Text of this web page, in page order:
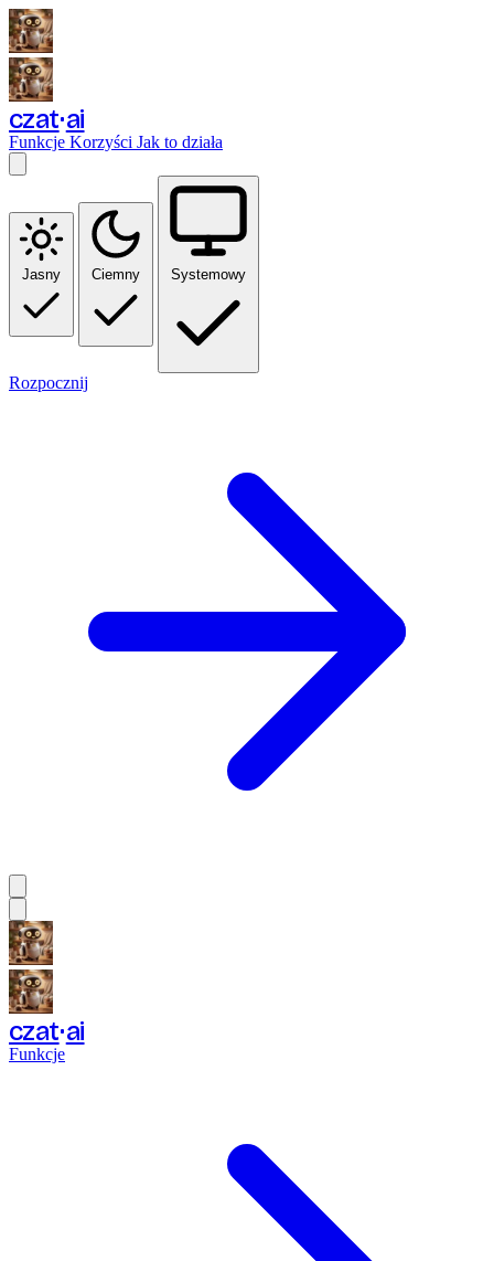
czat ai
Funkcje Korzyści Jak to działa
Jasny Ciemny Systemowy
Rozpocznij
czat ai
Funkcje